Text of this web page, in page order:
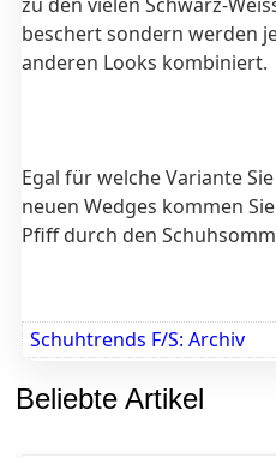
beschert sondern werden
anderen Looks kombiniert.
Egal für welche Variante
neuen Wedges kommen
Pfiff durch den
Schuhtrends F/S: Archiv
Beliebte Artikel